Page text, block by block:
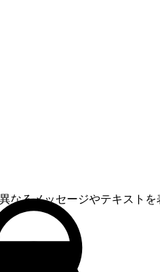
なるメッセージやテキスト